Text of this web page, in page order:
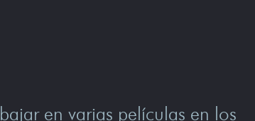
en varias películas en los